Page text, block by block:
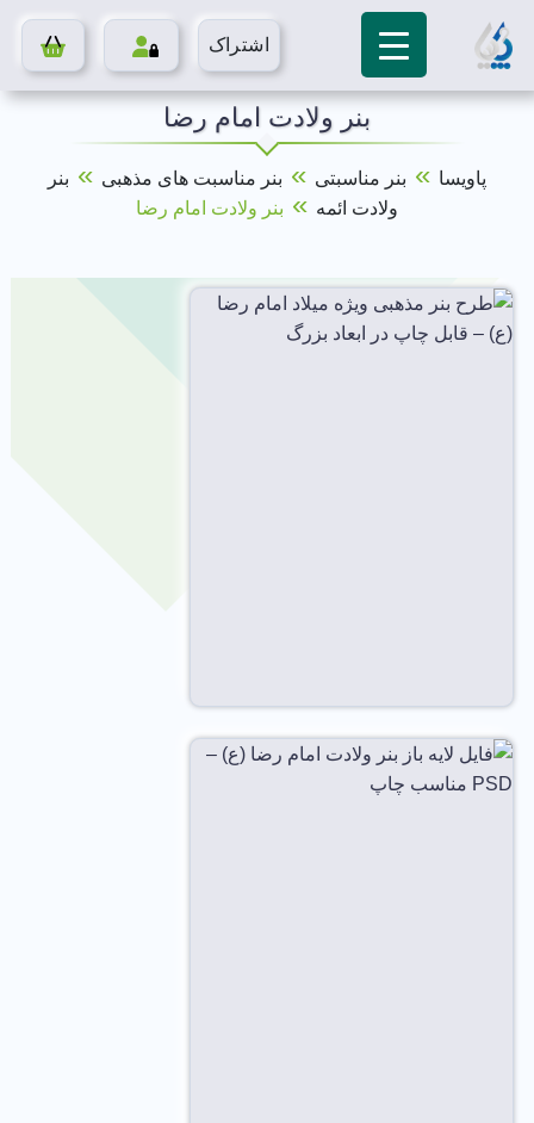
اشتراک
بنر ولادت امام رضا
پاویسا » بنر مناسبتی » بنر مناسبت های مذهبی » بنر
ولادت ائمه » بنر ولادت امام رضا